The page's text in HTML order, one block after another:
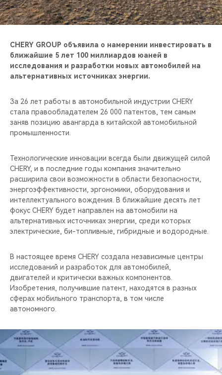
CHERY И СПОРТ
НАШИ МЕРОПРИЯТИЯ
ВИДЕООБЗОРЫ
CHERY ДЛЯ ДЕТЕЙ
CHERY GROUP объявила о намерении инвестировать в
ближайшие 5 лет 100 миллиардов юаней в
исследования и разработки новых автомобилей на
альтернативных источниках энергии.
За 26 лет работы в автомобильной индустрии CHERY
стала правообладателем 26 000 патентов, тем самым
заняв позицию авангарда в китайской автомобильной
промышленности.
Технологические инновации всегда были движущей силой
CHERY, и в последние годы компания значительно
расширила свои возможности в области безопасности,
энергоэффективности, эргономики, оборудования и
интеллектуального вождения. В ближайшие десять лет
фокус CHERY будет направлен на автомобили на
альтернативных источниках энергии, среди которых
электрические, би-топливные, гибридные и водородные.
В настоящее время CHERY создала независимые центры
исследований и разработок для автомобилей,
двигателей и критически важных компонентов.
Изобретения, получившие патент, находятся в разных
сферах мобильного транспорта, в том числе
автономного.